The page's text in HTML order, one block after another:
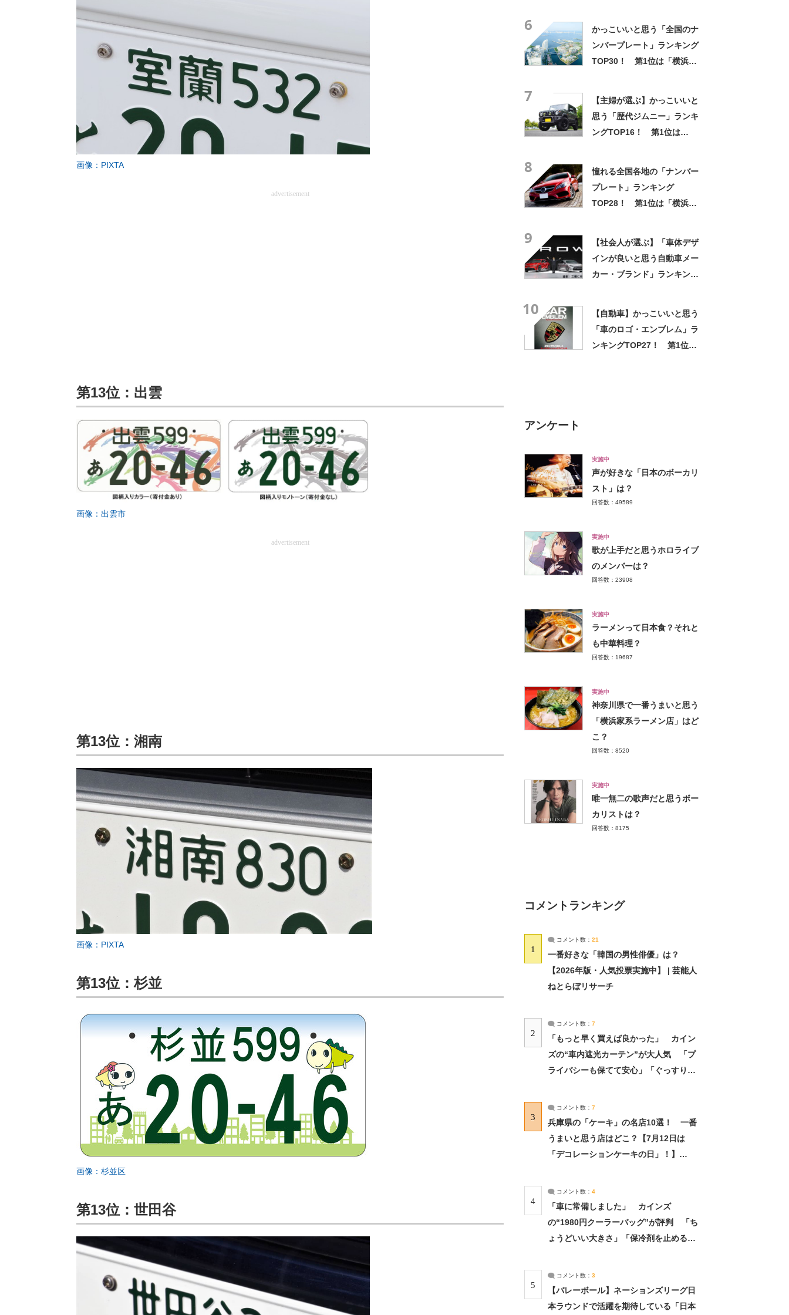
画像：PIXTA
advertisement
第13位：出雲
画像：出雲市
advertisement
第13位：湘南
画像：PIXTA
第13位：杉並
画像：杉並区
第13位：世田谷
6
かっこいいと思う「全国のナ
ンバープレート」ランキング
TOP30！ 第1位は「横浜」
7
【主婦が選ぶ】かっこいいと
思う「歴代ジムニー」ランキ
ングTOP16！ 第1位は
8
憧れる全国各地の「ナンバー
プレート」ランキング
TOP28！ 第1位は「横浜」
9
【社会人が選ぶ】「車体デザ
インが良いと思う自動車メー
カー・ブランド」ランキング
10
【自動車】かっこいいと思う
「車のロゴ・エンブレム」ラ
ンキングTOP27！ 第1位は
アンケート
実施中
声が好きな「日本のボーカリ
スト」は？
回答数：49589
実施中
歌が上手だと思うホロライブ
のメンバーは？
回答数：23908
実施中
ラーメンって日本食？それと
も中華料理？
回答数：19687
実施中
神奈川県で一番うまいと思う
「横浜家系ラーメン店」はど
こ？
回答数：8520
実施中
唯一無二の歌声だと思うボー
カリストは？
回答数：8175
コメントランキング
1
コメント数： 21
一番好きな「韓国の男性俳優」は？
【2026年版・人気投票実施中】 | 芸能人
ねとらぼリサーチ
2
コメント数： 7
「もっと早く買えば良かった」 カイン
ズの“車内遮光カーテン”が大人気 「プ
ライバシーも保てて安心」「ぐっすり眠
3
コメント数： 7
兵庫県の「ケーキ」の名店10選！ 一番
うまいと思う店はどこ？【7月12日は
「デコレーションケーキの日」！】
4
コメント数： 4
「車に常備しました」 カインズ
の“1980円クーラーバッグ”が評判 「ち
ょうどいい大きさ」「保冷剤を止めるベ
5
コメント数： 3
【バレーボール】ネーションズリーグ日
本ラウンドで活躍を期待している「日本